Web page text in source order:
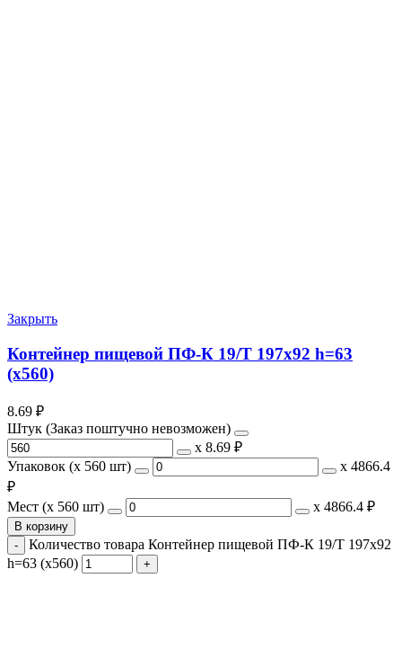
Закрыть
Контейнер пищевой ПФ-К 19/Т 197х92 h=63
(х560)
8.69 ₽
Штук (Заказ поштучно невозможен)
х 8.69 ₽
Упаковок (x 560 шт)
х 4866.4
₽
Мест (x 560 шт)
х 4866.4 ₽
В корзину
Количество товара Контейнер пищевой ПФ-К 19/Т 197х92
h=63 (х560)